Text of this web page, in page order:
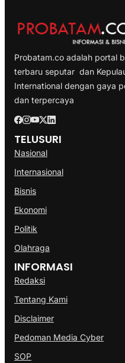
Probatam.co adalah portal
terbaru seputar dan
International dengan gaya
dan terpercaya
TELUSURI
Nasional
Internasional
Bisnis
Ekonomi
Politik
Olahraga
INFORMASI
Redaksi
Tentang Kami
Disclaimer
Pedoman Media Cyber
SOP